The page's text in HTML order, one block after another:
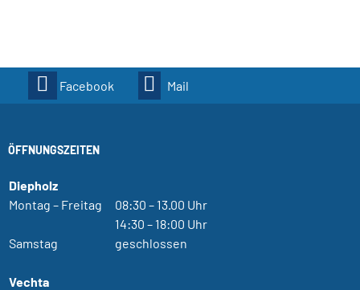
Facebook Mail
ÖFFNUNGSZEITEN
Diepholz
Montag – Freitag
08:30 – 13.00 Uhr
14:30 – 18:00 Uhr
Samstag
geschlossen
Vechta